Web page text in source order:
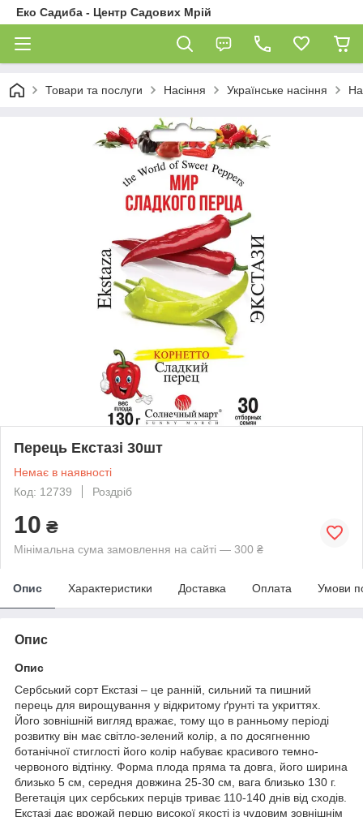
Еко Садиба - Центр Садових Мрій
Товари та послуги Насіння Українське насіння
Перець Екстазі 30шт
Немає в наявності
Код: 12739
Роздріб
10 ₴
Мінімальна сума замовлення на сайті — 300 ₴
Опис Характеристики Доставка Оплата Умови
Опис
Опис
Сербський сорт Екстазі – це ранній, сильний та пишний
перець для вирощування у відкритому ґрунті та укриттях.
Його зовнішній вигляд вражає, тому що в ранньому періоді
розвитку він має світло-зелений колір, а по досягненню
ботанічної стиглості його колір набуває красивого темно-
червоного відтінку. Форма плода пряма та довга, його ширина
близько 5 см, середня довжина 25-30 см, вага близько 130 г.
Вегетація цих сербських перців триває 110-140 днів від сходів.
Екстазі дає врожай перцю високої якості із чудовим зовнішнім